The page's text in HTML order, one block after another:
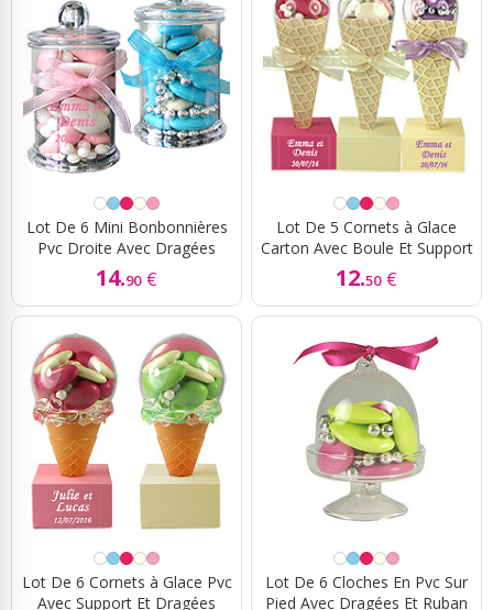
Lot De 6 Mini Bonbonnières
Pvc Droite Avec Dragées
14.90 €
Lot De 5 Cornets à Glace
Carton Avec Boule Et Support
12.50 €
Lot De 6 Cornets à Glace Pvc
Avec Support Et Dragées
Lot De 6 Cloches En Pvc Sur
Pied Avec Dragées Et Ruban